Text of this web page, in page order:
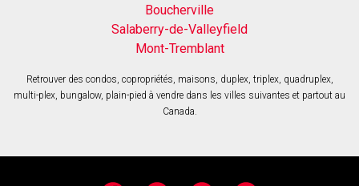
Boucherville
Salaberry-de-Valleyfield
Mont-Tremblant
Retrouver des condos, copropriétés, maisons, duplex, triplex, quadruplex,
multi-plex, bungalow, plain-pied à vendre dans les villes suivantes et partout au
Canada.